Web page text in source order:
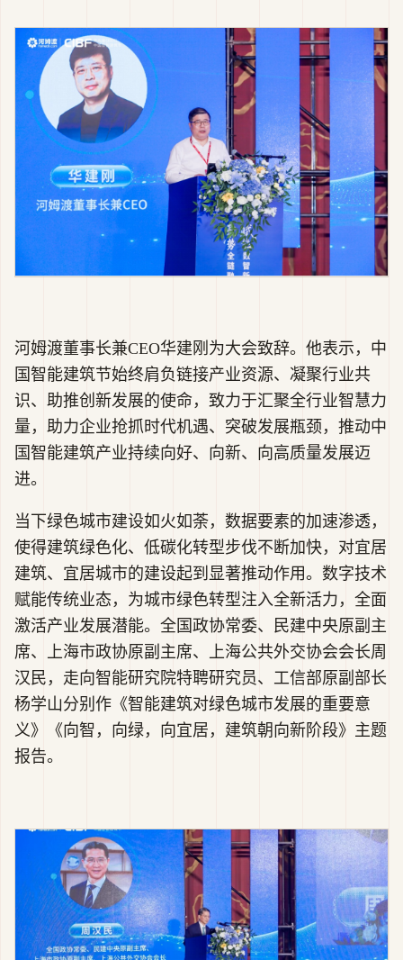
河姆渡董事长兼CEO华建刚为大会致辞。他表示，中
国智能建筑节始终肩负链接产业资源、凝聚行业共
识、助推创新发展的使命，致力于汇聚全行业智慧力
量，助力企业抢抓时代机遇、突破发展瓶颈，推动中
国智能建筑产业持续向好、向新、向高质量发展迈
进。
当下绿色城市建设如火如荼，数据要素的加速渗透，
使得建筑绿色化、低碳化转型步伐不断加快，对宜居
建筑、宜居城市的建设起到显著推动作用。数字技术
赋能传统业态，为城市绿色转型注入全新活力，全面
激活产业发展潜能。全国政协常委、民建中央原副主
席、上海市政协原副主席、上海公共外交协会会长周
汉民，走向智能研究院特聘研究员、工信部原副部长
杨学山分别作《智能建筑对绿色城市发展的重要意
义》《向智，向绿，向宜居，建筑朝向新阶段》主题
报告。